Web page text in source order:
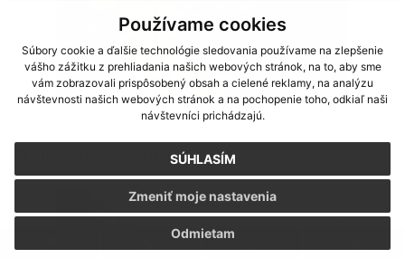
Používame cookies
Súbory cookie a ďalšie technológie sledovania používame na zlepšenie
vášho zážitku z prehliadania našich webových stránok, na to, aby sme
vám zobrazovali prispôsobený obsah a cielené reklamy, na analýzu
návštevnosti našich webových stránok a na pochopenie toho, odkiaľ naši
návštevníci prichádzajú.
SÚHLASÍM
Odmietam
Zmeniť moje nastavenia
Stolnotenisový turnaj 03.01.2010